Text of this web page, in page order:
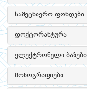
სამეცნიერო ფონდები
დოქტორანტურა
ელექტრონული ბაზები
მონოგრაფიები